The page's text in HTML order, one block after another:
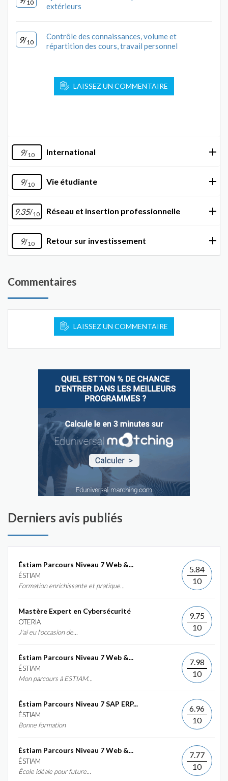
10
extérieurs
9/10
Contrôle des connaissances, volume et
répartition des cours, travail personnel
LAISSEZ UN COMMENTAIRE
9/10 International
9/10 Vie étudiante
9.35/10 Réseau et insertion professionnelle
9/10 Retour sur investissement
Commentaires
LAISSEZ UN COMMENTAIRE
Derniers avis publiés
Éstiam Parcours Niveau 7 Web &...
ÉSTIAM
Formation enrichissante et pratique...
5.84
10
Mastère Expert en Cybersécurité
OTERIA
J'ai eu l'occasion de...
9.75
10
Éstiam Parcours Niveau 7 Web &...
ÉSTIAM
Mon parcours à ESTIAM...
7.98
10
Éstiam Parcours Niveau 7 SAP ERP...
ÉSTIAM
Bonne formation
6.96
10
Éstiam Parcours Niveau 7 Web &...
ÉSTIAM
École idéale pour future...
7.77
10